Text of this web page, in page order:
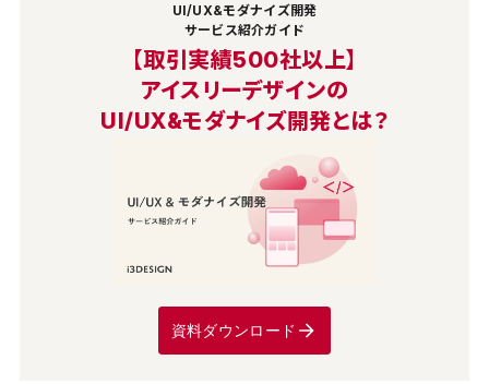
UI/UX&モダナイズ開発
サービス紹介ガイド
【取引実績500社以上】
アイスリーデザインの
UI/UX&モダナイズ開発とは？
資料ダウンロード